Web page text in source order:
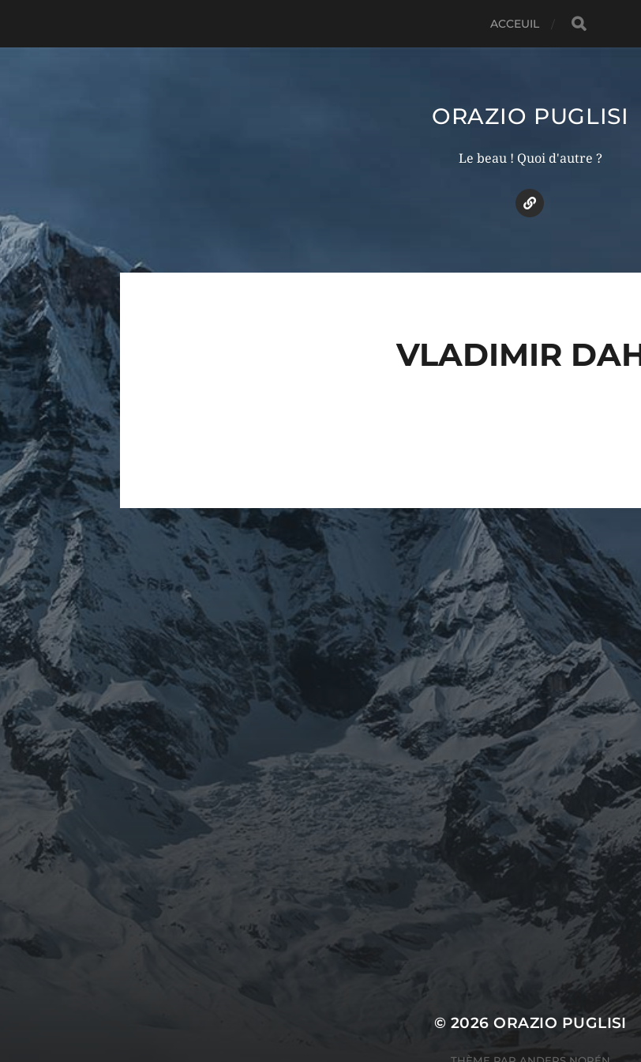
ACCEUIL
ORAZIO PUGLISI
Le beau ! Quoi d'autre ?
VLADIMIR
ARCHIVES
mars 2026
février 2026
décembre 2025
septembre 2024
août 2024
CATÉGORIES
Conférences
conférences échecs
Echecs et Entreprise
Non classé
Personnages illustres inconnus
© 2026ORAZIO PUGLISI